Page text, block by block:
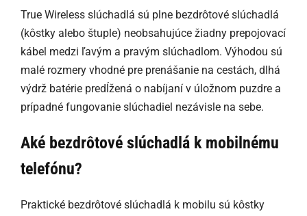
True Wireless slúchadlá sú plne bezdrôtové slúchadlá
(kôstky alebo štuple) neobsahujúce žiadny prepojovací
kábel medzi ľavým a pravým slúchadlom. Výhodou sú
malé rozmery vhodné pre prenášanie na cestách, dlhá
výdrž batérie predĺžená o nabíjaní v úložnom puzdre a
prípadné fungovanie slúchadiel nezávisle na sebe.
Aké bezdrôtové slúchadlá k mobilnému
telefónu?
Praktické bezdrôtové slúchadlá k mobilu sú kôstky